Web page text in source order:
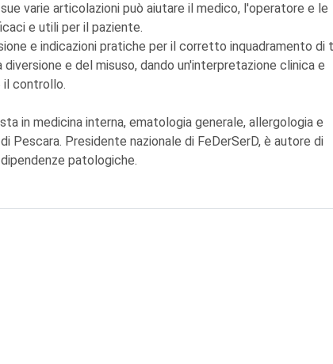
varie articolazioni può aiutare il medico, l'operatore e le
e utili per il paziente.
e indicazioni pratiche per il corretto inquadramento di
e del misuso, dando un'interpretazione clinica e
il controllo.
in medicina interna, ematologia generale, allergologia e
Pescara. Presidente nazionale di FeDerSerD, è autore di
patologiche.